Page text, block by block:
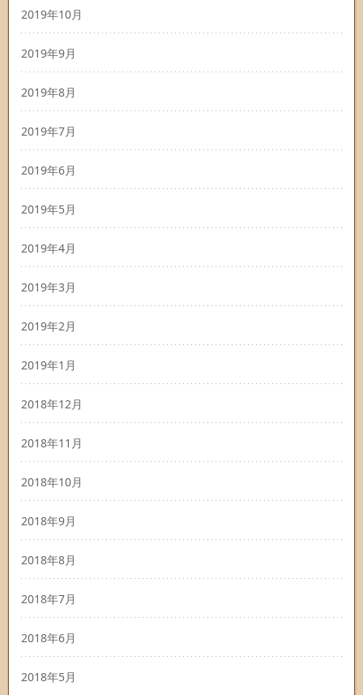
2019年10月
2019年9月
2019年8月
2019年7月
2019年6月
2019年5月
2019年4月
2019年3月
2019年2月
2019年1月
2018年12月
2018年11月
2018年10月
2018年9月
2018年8月
2018年7月
2018年6月
2018年5月